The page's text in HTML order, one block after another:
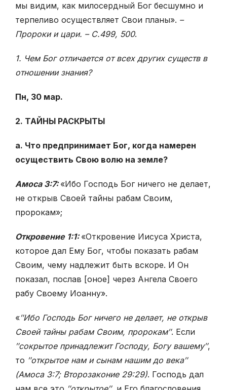
мы видим, как милосердный Бог бесшумно и
терпеливо осуществляет Свои планы». –
Пророки и цари. – С.499, 500.
1. Чем Бог отличается от всех других существ в
отношении знания?
Пн, 30 мар.
2. ТАЙНЫ РАСКРЫТЫ
а. Что предпринимает Бог, когда намерен
осуществить Свою волю на земле?
Амоса 3:7:«Ибо Господь Бог ничего не делает,
не открыв Своей тайны рабам Своим,
пророкам»;
Откровение 1:1:«Откровение Иисуса Христа,
которое дал Ему Бог, чтобы показать рабам
Своим, чему надлежит быть вскоре. И Он
показал, послав [оное] через Ангела Своего
рабу Своему Иоанну».
«″Ибо Господь Бог ничего не делает, не открыв
Своей тайны рабам Своим, пророкам″. Если
″сокрытое принадлежит Господу, Богу вашему″,
то ″открытое нам и сынам нашим до века″
(Амоса 3:7; Второзаконие 29:29). Господь дал